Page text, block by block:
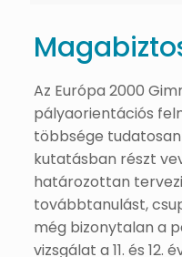
Az Európa 2000
pályaorientációs
többsége
kutatásban részt
határozottan
továbbtanulást,
még bizonytalan a
vizsgálat a 11. és 12.